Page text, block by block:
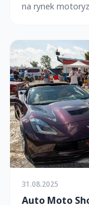
na rynek
31.08.2025
Auto Moto